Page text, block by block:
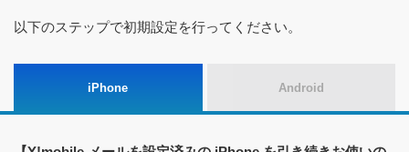
以下のステップで初期設定を行ってください。
iPhone Android